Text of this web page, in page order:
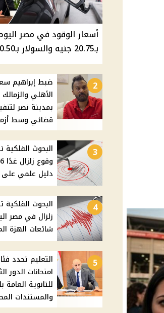
بـ20.75 جنيه والسولار بـ20.50 جنيه
2
ضبط إبراهيم
الأهلي
بمدينة نصر
قضائي وسط
3
البحوث
دليل علمي على
4
البحوث
زلزال في مصر
شائعات الهزة
5
التعليم تحدد
للثانوية العامة
والمستندات